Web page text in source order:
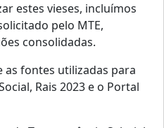
estes vieses, incluímos
pelo MTE,
consolidadas.
fontes utilizadas para
Rais 2023 e o Portal